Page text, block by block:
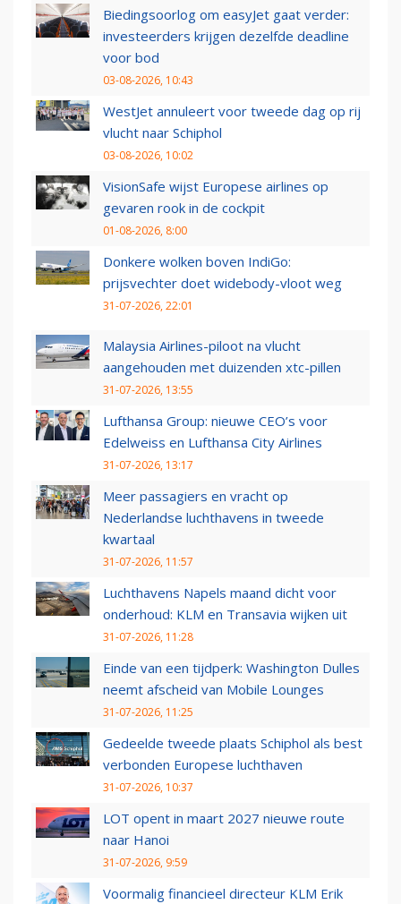
Biedingsoorlog om easyJet gaat verder:
investeerders krijgen dezelfde deadline
voor bod
03-08-2026, 10:43
WestJet annuleert voor tweede dag op rij
vlucht naar Schiphol
03-08-2026, 10:02
VisionSafe wijst Europese airlines op
gevaren rook in de cockpit
01-08-2026, 8:00
Donkere wolken boven IndiGo:
prijsvechter doet widebody-vloot weg
31-07-2026, 22:01
Malaysia Airlines-piloot na vlucht
aangehouden met duizenden xtc-pillen
31-07-2026, 13:55
Lufthansa Group: nieuwe CEO’s voor
Edelweiss en Lufthansa City Airlines
31-07-2026, 13:17
Meer passagiers en vracht op
Nederlandse luchthavens in tweede
kwartaal
31-07-2026, 11:57
Luchthavens Napels maand dicht voor
onderhoud: KLM en Transavia wijken uit
31-07-2026, 11:28
Einde van een tijdperk: Washington Dulles
neemt afscheid van Mobile Lounges
31-07-2026, 11:25
Gedeelde tweede plaats Schiphol als best
verbonden Europese luchthaven
31-07-2026, 10:37
LOT opent in maart 2027 nieuwe route
naar Hanoi
31-07-2026, 9:59
Voormalig financieel directeur KLM Erik